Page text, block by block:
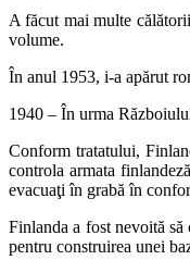
A făcut mai multe
volume.
În anul 1953, i-a apărut
1940 – În urma
Conform tratatului,
controla armata
evacuaţi în grabă în
Finlanda a fost nevoită
pentru construirea unei